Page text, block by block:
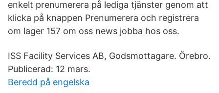
enkelt prenumerera på lediga tjänster genom att
klicka på knappen Prenumerera och registrera
om lager 157 om oss news jobba hos oss.
ISS Facility Services AB, Godsmottagare. Örebro.
Publicerad: 12 mars.
Beredd på engelska